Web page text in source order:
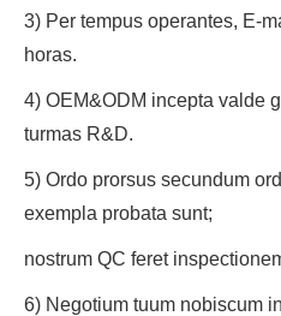
3) Per tempus operantes, E-
horas.
4) OEM&ODM incepta valde
turmas R&D.
5) Ordo prorsus secundum
exempla probata sunt;
nostrum QC feret
6) Negotium tuum nobiscum